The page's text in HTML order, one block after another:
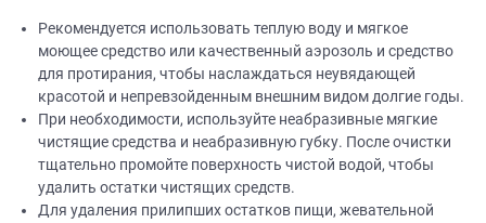
Рекомендуется использовать теплую воду и мягкое
моющее средство или качественный аэрозоль и средство
для протирания, чтобы наслаждаться неувядающей
красотой и непревзойденным внешним видом долгие годы.
При необходимости, используйте неабразивные мягкие
чистящие средства и неабразивную губку. После очистки
тщательно промойте поверхность чистой водой, чтобы
удалить остатки чистящих средств.
Для удаления прилипших остатков пищи, жевательной